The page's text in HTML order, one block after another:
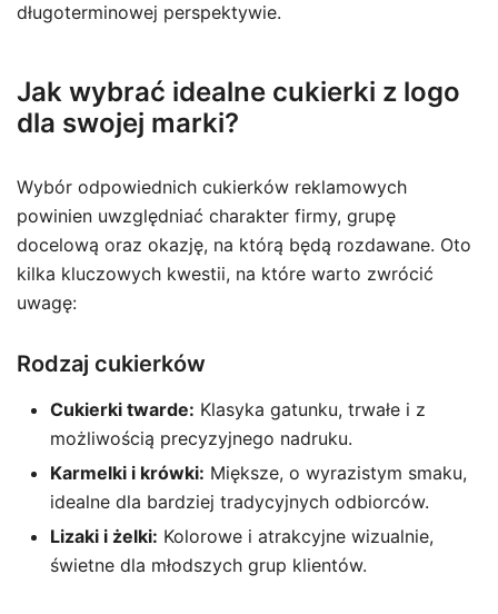
długoterminowej perspektywie.
Jak wybrać idealne cukierki z logo
dla swojej marki?
Wybór odpowiednich cukierków reklamowych
powinien uwzględniać charakter firmy, grupę
docelową oraz okazję, na którą będą rozdawane. Oto
kilka kluczowych kwestii, na które warto zwrócić
uwagę:
Rodzaj cukierków
Cukierki twarde: Klasyka gatunku, trwałe i z
możliwością precyzyjnego nadruku.
Karmelki i krówki: Miększe, o wyrazistym smaku,
idealne dla bardziej tradycyjnych odbiorców.
Lizaki i żelki: Kolorowe i atrakcyjne wizualnie,
świetne dla młodszych grup klientów.